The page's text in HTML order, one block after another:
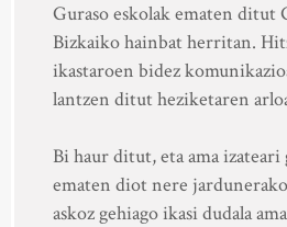
Guraso eskolak ematen ditut
Bizkaiko hainbat herritan.
ikastaroen bidez
lantzen ditut heziketaren
Bi haur ditut, eta ama
ematen diot nere
askoz gehiago ikasi dudala